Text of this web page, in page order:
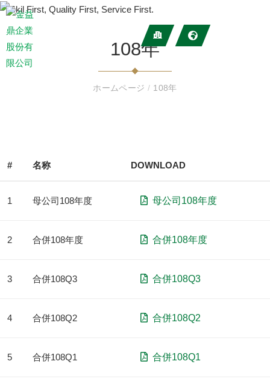
108年
ホームページ/ 108年
# 名称 DOWNLOAD
1 母公司108年度 母公司108年度
2 合併108年度 合併108年度
3 合併108Q3 合併108Q3
4 合併108Q2 合併108Q2
5 合併108Q1 合併108Q1